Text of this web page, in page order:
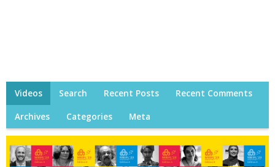
Videos Search Recent Posts Recent Comments
Archives Categories Meta